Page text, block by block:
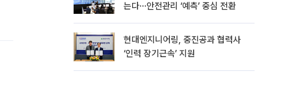
는다⋯안전관리 ‘예측’ 중심 전환
현대엔지니어링, 중진공과 협력사
‘인력 장기근속’ 지원